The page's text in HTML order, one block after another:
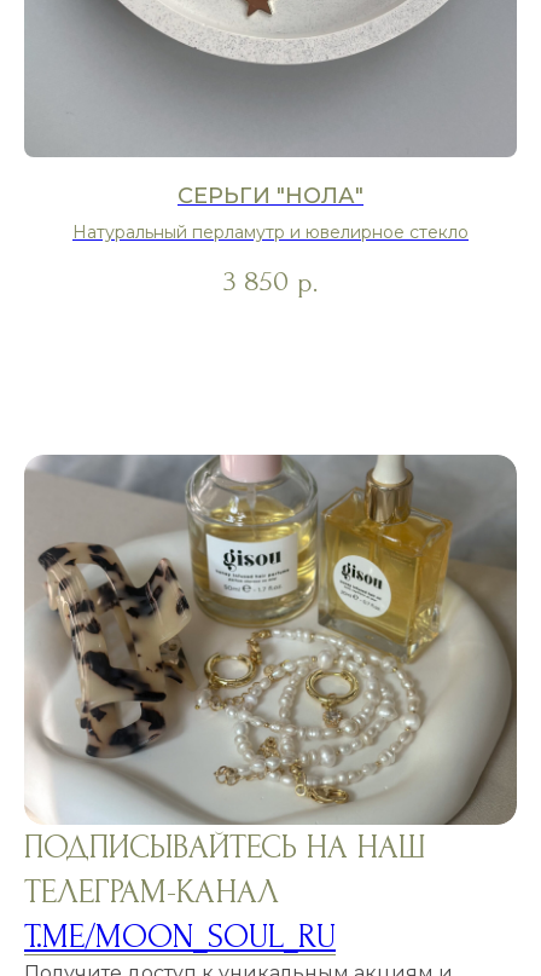
СЕРЬГИ "НОЛА"
Натуральный перламутр и ювелирное стекло
3 850 р.
ПОДПИСЫВАЙТЕСЬ НА НАШ
ТЕЛЕГРАМ-КАНАЛ
T.ME/MOON_SOUL_RU